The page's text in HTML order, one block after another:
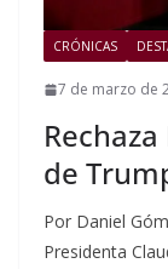
CRÓNICAS
7 de marzo de
de
Por Daniel
Presidenta